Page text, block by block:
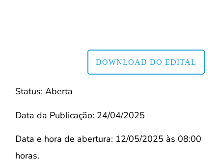
DOWNLOAD DO EDITAL
Status: Aberta
Data da Publicação: 24/04/2025
Data e hora de abertura: 12/05/2025 às 08:00
horas.